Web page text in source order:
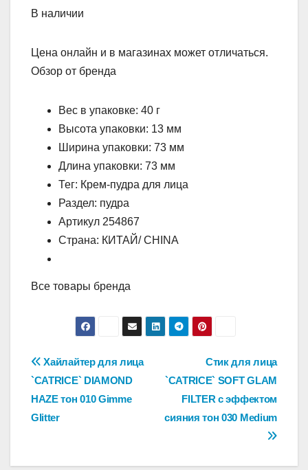
В наличии
Цена онлайн и в магазинах может отличаться.
Обзор от бренда
Вес в упаковке: 40 г
Высота упаковки: 13 мм
Ширина упаковки: 73 мм
Длина упаковки: 73 мм
Тег: Крем-пудра для лица
Раздел: пудра
Артикул 254867
Страна: КИТАЙ/ CHINA
Все товары бренда
Навигация
по
записям
Стик для лица
`CATRICE` SOFT GLAM
FILTER с эффектом
сияния тон 030 Medium
Хайлайтер для лица
`CATRICE` DIAMOND
HAZE тон 010 Gimme
Glitter